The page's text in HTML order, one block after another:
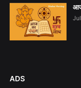
ADS